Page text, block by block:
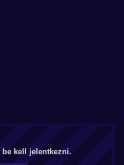
be kell jelentkezni.